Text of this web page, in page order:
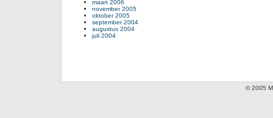
maart 2006
november 2005
oktober 2005
september 2004
augustus 2004
juli 2004
© 2005